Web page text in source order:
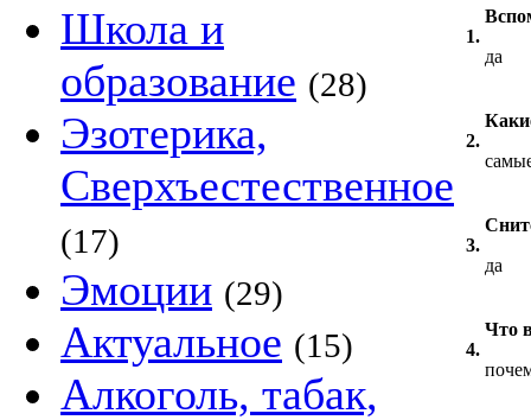
Школа и
образование (28)
Эзотерика,
Сверхъестественное
(17)
Эмоции (29)
Актуальное (15)
Алкоголь, табак,
1.
да
2.
3.
да
4.
Что